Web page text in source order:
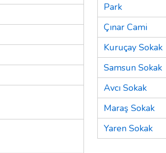
Park
Çınar Cami
Kuruçay Sokak
Samsun Sokak
Avcı Sokak
Maraş Sokak
Yaren Sokak